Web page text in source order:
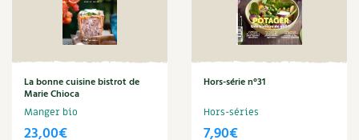
Les 4 saisons
Carnets de saison
Compléments
La bonne cuisine bistrot de
Marie Chioca
Manger bio
23,00€
Hors-série n°31
Hors-séries
7,90€